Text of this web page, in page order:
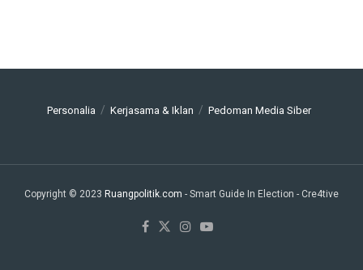
Personalia Kerjasama & Iklan Pedoman Media Siber
Copyright © 2023 Ruangpolitik.com - Smart Guide In Election - Cre4tive